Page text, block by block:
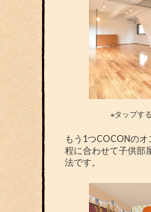
※タップす
もう1つCOCONの
程に合わせて子供部
法です。